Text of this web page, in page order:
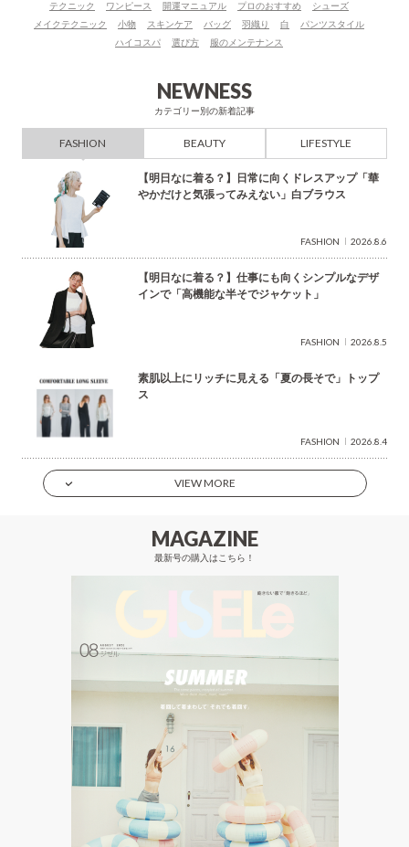
ド
で
テクニック
ワンピース 開運マニュアル プロのおすすめ
シューズ
メイクテクニック
小物 スキンケア バッグ 羽織り 白
パンツスタイル
ハイコスパ
選び方 服のメンテナンス
NEWNESS
カテゴリー別の新着記事
FASHION BEAUTY LIFESTYLE
【明日なに着る？】日常に向くドレスアップ「華
やかだけと気張ってみえない」白ブラウス
FASHION 2026.8.6
【明日なに着る？】仕事にも向くシンプルなデザ
インで「高機能な半そでジャケット」
FASHION 2026.8.5
素肌以上にリッチに見える「夏の長そで」トップ
ス
FASHION 2026.8.4
VIEW MORE
MAGAZINE
最新号の購入はこちら！